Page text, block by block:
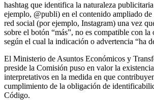
hashtag que identifica la naturaleza
ejemplo, @publi) en el contenido ampliado
red social (por ejemplo, Instagram) una vez
sobre el botón “más”, no es compatible con
según el cual la indicación o advertencia “ha
El Ministerio de Asuntos Económicos y
preside la Comisión puso en valor la
interpretativos en la medida en que
cumplimiento de la obligación de
Código.